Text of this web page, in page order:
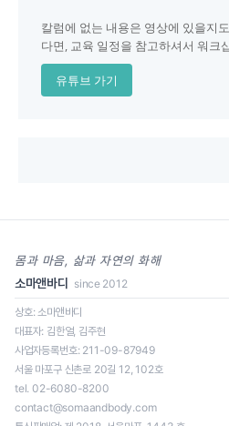
칼럼에 없는 내용은 영상에 있을지
다면, 교육 일정을 참고하셔서 워크
유튜브 가기
몸과 마음, 삶과 자연의 화해
소마앤바디 since 2012
상호: 소마앤바디
대표자: 김한얼, 김주현
사업자등록번호: 211-09-87949
서울 마포구 신촌로 20길 12, 102호
tel. 02-6080-8200
contact@somaandbody.com